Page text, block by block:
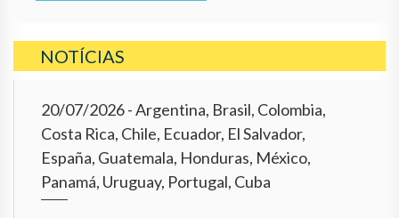
NOTÍCIAS
20/07/2026- Argentina, Brasil, Colombia,
Costa Rica, Chile, Ecuador, El Salvador,
España, Guatemala, Honduras, México,
Panamá, Uruguay, Portugal, Cuba